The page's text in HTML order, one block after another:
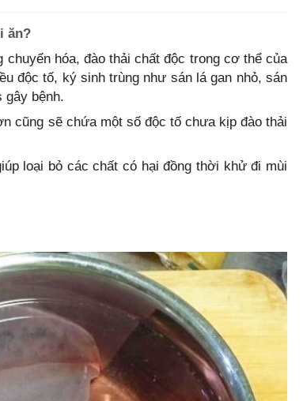
ăn?
hóa, đào thải chất độc trong cơ thể của
độc tố, ký sinh trùng như sán lá gan nhỏ, sán
gây bệnh.
cũng sẽ chứa một số độc tố chưa kịp đào thải
loại bỏ các chất có hại đồng thời khử đi mùi